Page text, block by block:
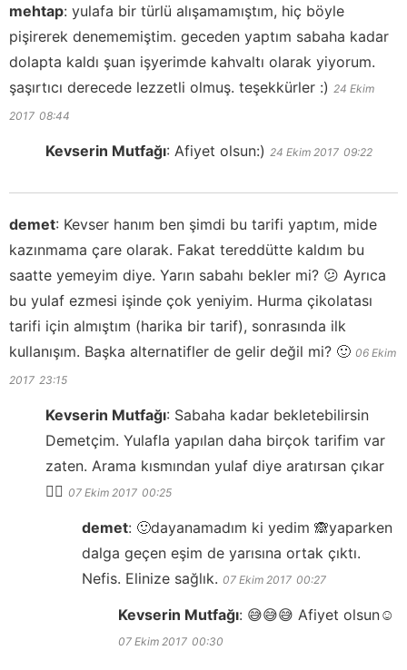
mehtap: yulafa bir türlü alışamamıştım, hiç böyle
pişirerek denememiştim. geceden yaptım sabaha kadar
dolapta kaldı şuan işyerimde kahvaltı olarak yiyorum.
şaşırtıcı derecede lezzetli olmuş. teşekkürler :) 24 Ekim
2017 08:44
Kevserin Mutfağı: Afiyet olsun:) 24 Ekim 2017 09:22
demet: Kevser hanım ben şimdi bu tarifi yaptım, mide
kazınmama çare olarak. Fakat tereddütte kaldım bu
saatte yemeyim diye. Yarın sabahı bekler mi? 😕 Ayrıca
bu yulaf ezmesi işinde çok yeniyim. Hurma çikolatası
tarifi için almıştım (harika bir tarif), sonrasında ilk
kullanışım. Başka alternatifler de gelir değil mi? 🙂 06 Ekim
2017 23:15
Kevserin Mutfağı: Sabaha kadar bekletebilirsin
Demetçim. Yulafla yapılan daha birçok tarifim var
zaten. Arama kısmından yulaf diye aratırsan çıkar
👍🏻 07 Ekim 2017 00:25
demet: 🙂dayanamadım ki yedim 🙈yaparken
dalga geçen eşim de yarısına ortak çıktı.
Nefis. Elinize sağlık. 07 Ekim 2017 00:27
Kevserin Mutfağı: 😅😅😅 Afiyet olsun☺️
07 Ekim 2017 00:30